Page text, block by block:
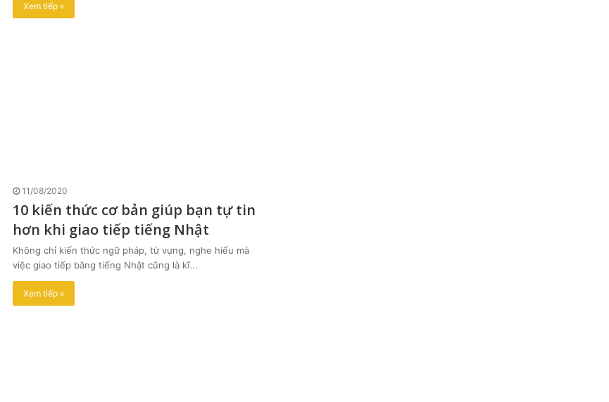
Xem tiếp »
11/08/2020
10 kiến thức cơ bản giúp bạn tự tin
hơn khi giao tiếp tiếng Nhật
Không chỉ kiến thức ngữ pháp, từ vựng, nghe hiểu mà
việc giao tiếp bằng tiếng Nhật cũng là kĩ…
Xem tiếp »